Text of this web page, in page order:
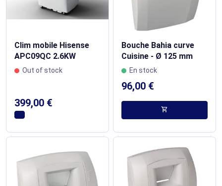
Clim mobile Hisense
APC09QC 2.6KW
Out of stock
399,00 €
Bouche Bahia curve
Cuisine - Ø 125 mm
En stock
96,00 €
shopping_cart